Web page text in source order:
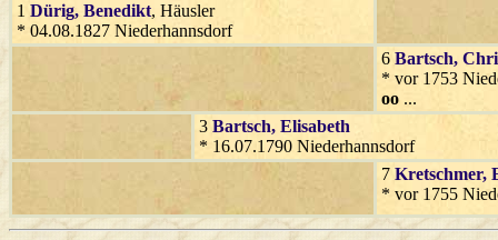
1 Dürig, Benedikt, Häusler
* 04.08.1827 Niederhannsdorf
6 Bartsch,
* vor 1753
oo ...
3 Bartsch, Elisabeth
* 16.07.1790 Niederhannsdorf
7 Kretschmer,
* vor 1755